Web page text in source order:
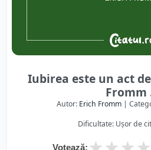
Iubirea este un act
Fromm
Autor: Erich Fromm |
Dificultate: Ușor de
Votează: